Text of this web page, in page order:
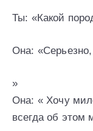
Ты: «Какой
Она: «Серьезно,
»
Она: « Хочу
всегда об этом